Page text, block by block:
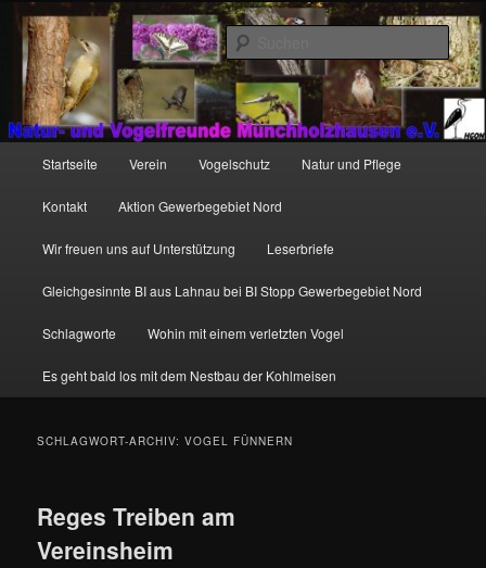
Zum
primären
Inhalt
springen
Zum
sekundären
Inhalt
springen
http://natur-und-vogelfreunde-muenchholzhausen.de/wp-
content/uploads/2017/12/cropped-HGON_logo.jpg
Startseite Verein Vogelschutz Natur und Pflege
Kontakt Aktion Gewerbegebiet Nord
Wir freuen uns auf Unterstützung Leserbriefe
Gleichgesinnte BI aus Lahnau bei BI Stopp Gewerbegebiet Nord
Schlagworte Wohin mit einem verletzten Vogel
Es geht bald los mit dem Nestbau der Kohlmeisen
SCHLAGWORT-ARCHIV:VOGEL FÜNNERN
Reges Treiben am
Vereinsheim